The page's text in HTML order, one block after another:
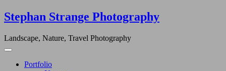
Skip
to
Stephan Strange Photography
Landscape, Nature, Travel Photography
Portfolio